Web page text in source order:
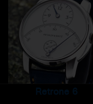
Retrone 6